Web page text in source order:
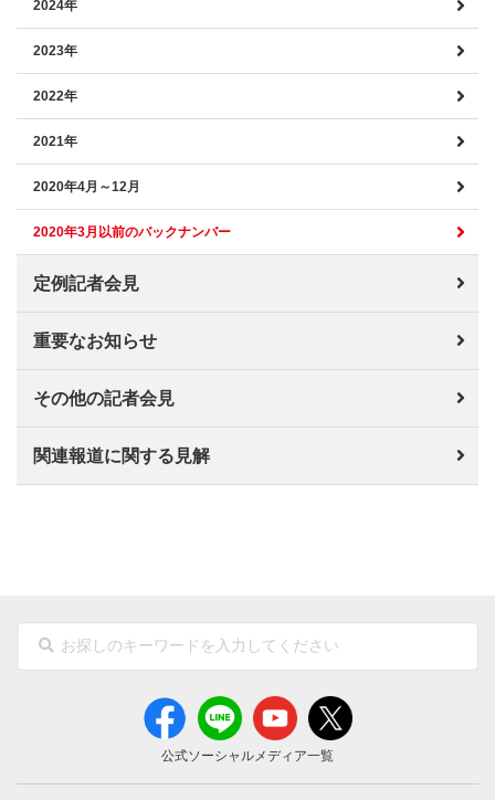
2024年
2023年
2022年
2021年
2020年4月～12月
2020年3月以前のバックナンバー
定例記者会見
重要なお知らせ
その他の記者会見
関連報道に関する見解
公式ソーシャルメディア一覧